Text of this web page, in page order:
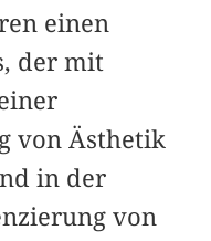
einen
der mit
von Ästhetik
in der
von